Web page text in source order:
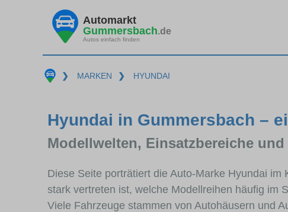
Automarkt
Gummersbach.de
Autos einfach finden
❯ MARKEN ❯ HYUNDAI
Hyundai in Gummersbach –
Modellwelten, Einsatzbereiche
Diese Seite porträtiert die Auto-Marke Hyundai
stark vertreten ist, welche Modellreihen häufig im
Viele Fahrzeuge stammen von Autohäusern und